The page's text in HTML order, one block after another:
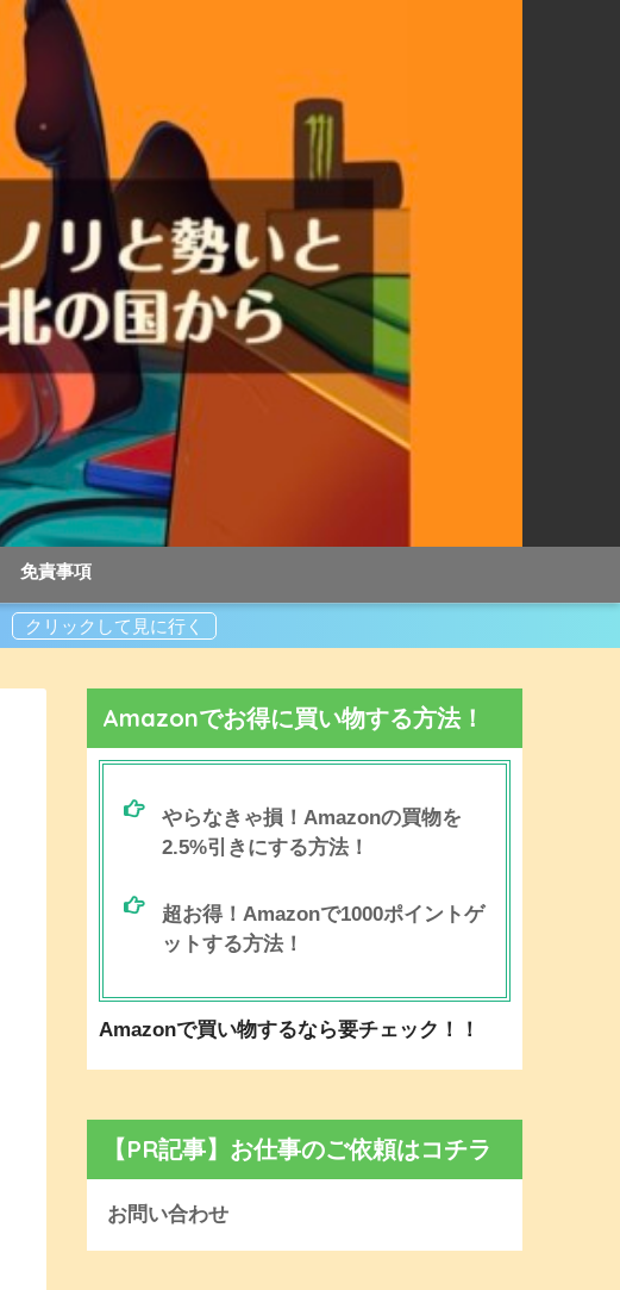
免責事項
Amazonでお得に買い物する方法！
やらなきゃ損！Amazonの買物を
2.5%引きにする方法！
超お得！Amazonで1000ポイントゲ
ットする方法！
Amazonで買い物するなら要チェック！！
【PR記事】お仕事のご依頼はコチラ
お問い合わせ